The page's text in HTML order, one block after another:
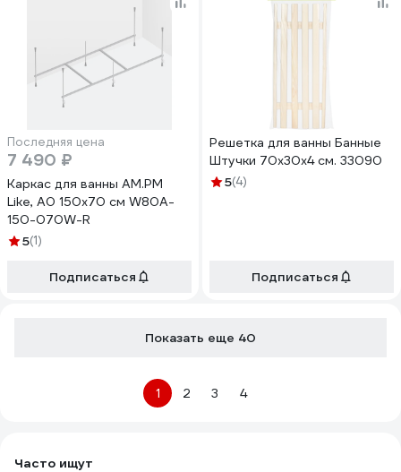
Последняя цена
7 490 ₽
Каркас для ванны AM.PM
Like, A0 150х70 см W80A-
150-070W-R
5(1)
Подписаться
Решетка для ванны Банные
Штучки 70x30x4 см. 33090
5(4)
Подписаться
Показать еще 40
1 2 3 4
Часто ищут